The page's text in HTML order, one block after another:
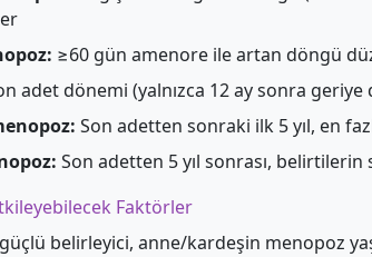
≥60 gün amenore ile artan döngü
adet dönemi (yalnızca 12 ay sonra
Son adetten sonraki ilk 5 yıl, en
Son adetten 5 yıl sonrası,
Faktörler
belirleyici, anne/kardeşin menopoz